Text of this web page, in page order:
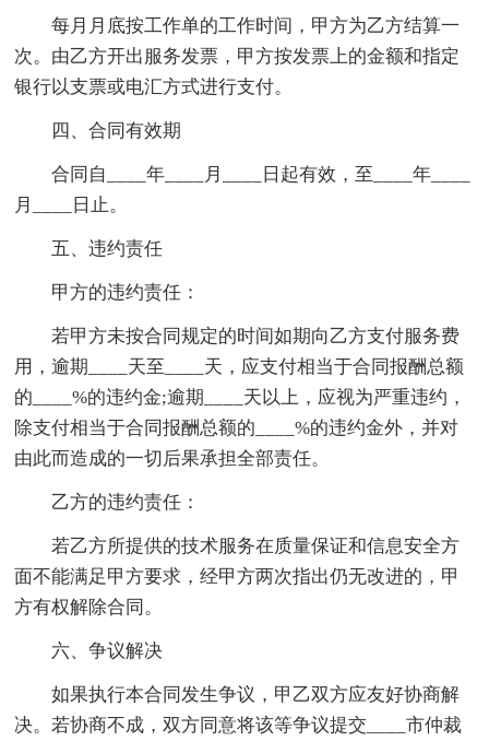
每月月底按工作单的工作时间，甲方为乙方结算一
次。由乙方开出服务发票，甲方按发票上的金额和指定
银行以支票或电汇方式进行支付。
四、合同有效期
合同自____年____月____日起有效，至____年____
月____日止。
五、违约责任
甲方的违约责任：
若甲方未按合同规定的时间如期向乙方支付服务费
用，逾期____天至____天，应支付相当于合同报酬总额
的____%的违约金;逾期____天以上，应视为严重违约，
除支付相当于合同报酬总额的____%的违约金外，并对
由此而造成的一切后果承担全部责任。
乙方的违约责任：
若乙方所提供的技术服务在质量保证和信息安全方
面不能满足甲方要求，经甲方两次指出仍无改进的，甲
方有权解除合同。
六、争议解决
如果执行本合同发生争议，甲乙双方应友好协商解
决。若协商不成，双方同意将该等争议提交____市仲裁